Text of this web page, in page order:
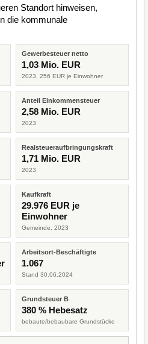
Standort hinweisen,
die kommunale
Gewerbesteuer netto
1,03 Mio. EUR
2023, 256 EUR je Einwohner
Anteil Einkommensteuer
2,58 Mio. EUR
2023
Realsteueraufbringungskraft
1,71 Mio. EUR
2023
Kaufkraft
29.976 EUR je
Einwohner
Gemeinde, 2023
Arbeitsort-Beschäftigte
1.067
Stand 30.06.2024
Grundsteuer B
380 % Hebesatz
bebaute/bebaubare Grundstücke